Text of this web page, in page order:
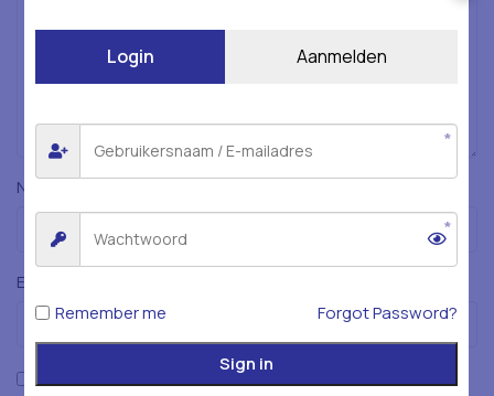
Naam *
E-mail
Mijn naam, e-mailadres en website opslaan in deze
Login Aanmelden
Remember me Forgot Password?
Sign in